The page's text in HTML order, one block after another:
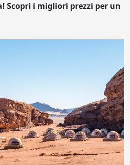
Scopri i migliori prezzi per un